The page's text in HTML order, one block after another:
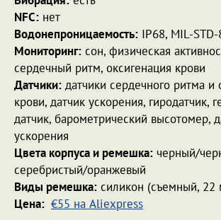
NFC: нет
Водонепроницаемость: IP68, MIL-
Мониторинг: сон, физическая
сердечный ритм, оксигенация крови
Датчики: датчики сердечного ритма и
крови, датчик ускорения, гиродатчик,
датчик, барометрический высотомер,
ускорения
Цвета корпуса и ремешка: черный/
серебристый/оранжевый
Виды ремешка: силикон (съемный, 22
Цена: €55 на Aliexpress